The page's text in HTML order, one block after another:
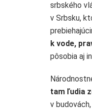
srbského
v Srbsku,
k vode,
pôsobia aj
tam ľudia
v